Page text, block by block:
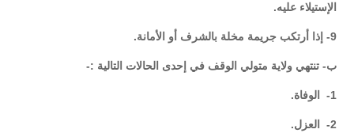
الإستيلاء عليه.
9- إذا أرتكب جريمة مخلة بالشرف أو الأمانة.
ب- تنتهي ولاية متولي الوقف في إحدى الحالات التالية :-
1- الوفاة.
2- العزل.